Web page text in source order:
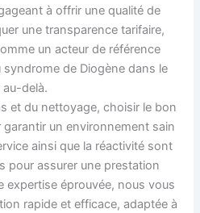
à offrir une qualité de
une transparence tarifaire,
un acteur de référence
de Diogène dans le
delà.
et du nettoyage, choisir le bon
un environnement sain
ainsi que la réactivité sont
pour assurer une prestation
expertise éprouvée, nous vous
rapide et efficace, adaptée à